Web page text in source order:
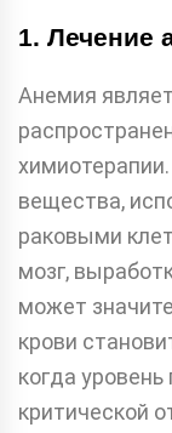
1. Лечение
Анемия
вещества,
раковыми
мозг,
может
крови
когда
критической